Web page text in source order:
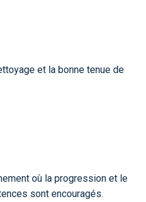
et la bonne tenue de
où la progression et le
sont encouragés.